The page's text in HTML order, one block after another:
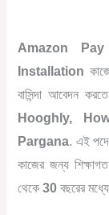
Amazon
Installation
বাসিন্দা আবেদন
Hooghly,
Pargana. এই
কাজের জন্য
থেকে30বছরের